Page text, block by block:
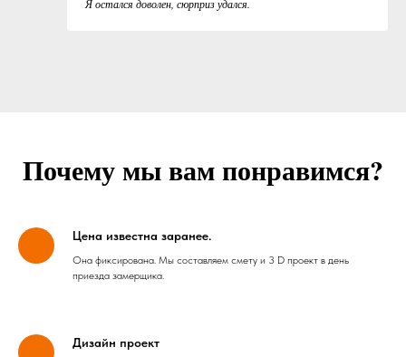
Я остался доволен, сюрприз удался.
Почему мы вам понравимся?
Цена известна заранее.
Она фиксирована. Мы составляем смету и 3 D проект в день
приезда замерщика.
Дизайн проект